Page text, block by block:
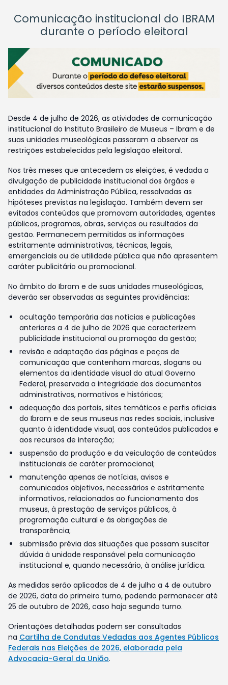
Comunicação institucional do IBRAM
durante o período eleitoral
Desde 4 de julho de 2026, as atividades de comunicação
institucional do Instituto Brasileiro de Museus – Ibram e de
suas unidades museológicas passaram a observar as
restrições estabelecidas pela legislação eleitoral.
Nos três meses que antecedem as eleições, é vedada a
divulgação de publicidade institucional dos órgãos e
entidades da Administração Pública, ressalvadas as
hipóteses previstas na legislação. Também devem ser
evitados conteúdos que promovam autoridades, agentes
públicos, programas, obras, serviços ou resultados da
gestão. Permanecem permitidas as informações
estritamente administrativas, técnicas, legais,
emergenciais ou de utilidade pública que não apresentem
caráter publicitário ou promocional.
No âmbito do Ibram e de suas unidades museológicas,
deverão ser observadas as seguintes providências:
ocultação temporária das notícias e publicações
anteriores a 4 de julho de 2026 que caracterizem
publicidade institucional ou promoção da gestão;
revisão e adaptação das páginas e peças de
comunicação que contenham marcas, slogans ou
elementos da identidade visual do atual Governo
Federal, preservada a integridade dos documentos
administrativos, normativos e históricos;
adequação dos portais, sites temáticos e perfis oficiais
do Ibram e de seus museus nas redes sociais, inclusive
quanto à identidade visual, aos conteúdos publicados e
aos recursos de interação;
suspensão da produção e da veiculação de conteúdos
institucionais de caráter promocional;
manutenção apenas de notícias, avisos e
comunicados objetivos, necessários e estritamente
informativos, relacionados ao funcionamento dos
museus, à prestação de serviços públicos, à
programação cultural e às obrigações de
transparência;
submissão prévia das situações que possam suscitar
dúvida à unidade responsável pela comunicação
institucional e, quando necessário, à análise jurídica.
As medidas serão aplicadas de 4 de julho a 4 de outubro
de 2026, data do primeiro turno, podendo permanecer até
25 de outubro de 2026, caso haja segundo turno.
Orientações detalhadas podem ser consultadas
na Cartilha de Condutas Vedadas aos Agentes Públicos
Federais nas Eleições de 2026, elaborada pela
Advocacia-Geral da União.